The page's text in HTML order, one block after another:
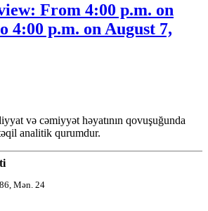
From 4:00 p.m. on
4:00 p.m. on August 7,
və cəmiyyət həyatının qovuşuğunda
analitik qurumdur.
Mən. 24